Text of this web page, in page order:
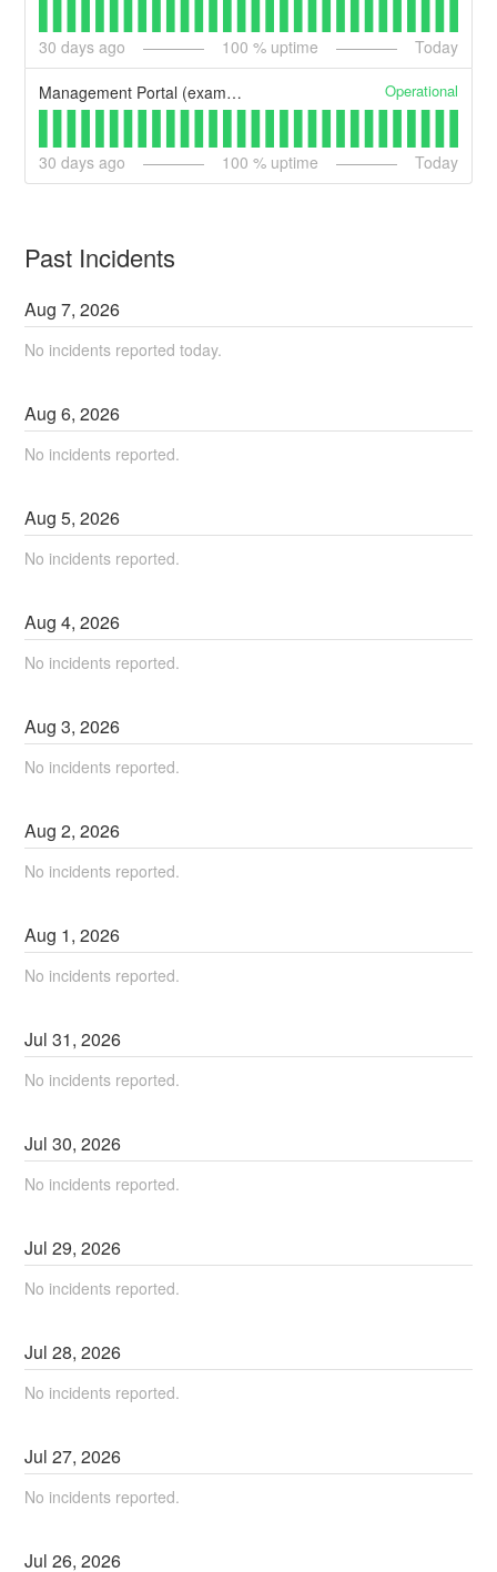
30 days ago 100 % uptime Today
Management Portal (example) Operational
30 days ago 100 % uptime Today
Past Incidents
Aug7,2026
No incidents reported today.
Aug6,2026
No incidents reported.
Aug5,2026
No incidents reported.
Aug4,2026
No incidents reported.
Aug3,2026
No incidents reported.
Aug2,2026
No incidents reported.
Aug 1,2026
No incidents reported.
Jul31,2026
No incidents reported.
Jul30,2026
No incidents reported.
Jul29,2026
No incidents reported.
Jul28,2026
No incidents reported.
Jul27,2026
No incidents reported.
Jul26,2026